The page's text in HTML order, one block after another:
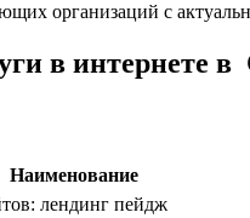
организаций с
в интернете
Наименование
лендинг пейдж